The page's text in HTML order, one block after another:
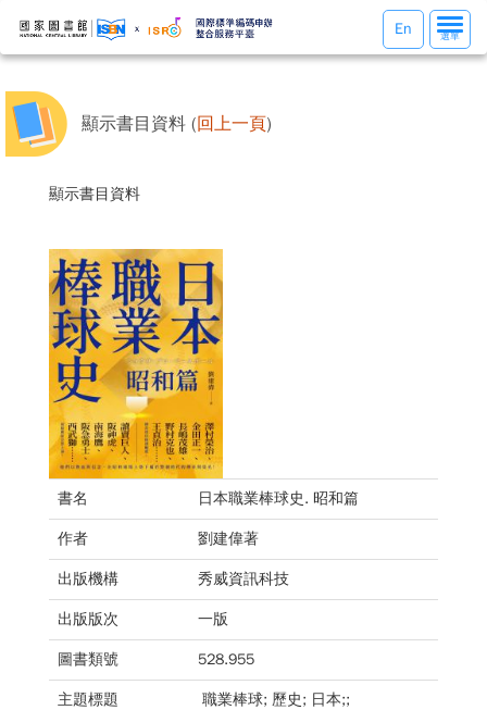
選
單
選單
En
顯示書目資料 (回上一頁)
顯示書目資料
書名 日本職業棒球史. 昭和篇
作者 劉建偉著
出版機構 秀威資訊科技
出版版次 一版
圖書類號 528.955
主題標題 職業棒球; 歷史; 日本;;